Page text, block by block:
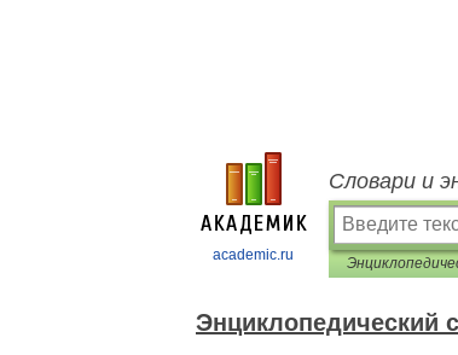
academic.ru
Словари и
Энциклопедический